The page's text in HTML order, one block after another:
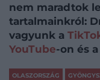
nem maradtok
tartalmainkról:
vagyunk a
YouTube-on és a
OLASZORSZÁG